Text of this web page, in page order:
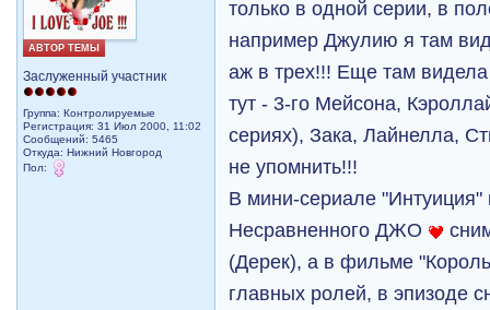
АВТОР ТЕМЫ
Заслуженный участник
Группа: Контролируемые
Регистрация: 31 Июл 2000, 11:02
Сообщений: 5465
Откуда: Нижний Новгород
Пол:
только в одной серии, в
например Джулию я там
аж в трех!!! Еще там
тут - 3-го Мейсона,
сериях), Зака, Лайнелла,
не упомнить!!!
В мини-сериале "Интуиция"
Несравненного ДЖО
(Дерек), а в фильме
главных ролей, в эпизоде